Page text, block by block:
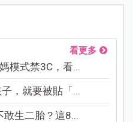
看更多
模式禁3C，看...
，就要被貼「...
生二胎？這8...